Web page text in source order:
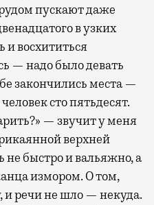
пускают даже
в узких
и восхититься
— надо было девать
закончились места —
сто пятьдесят.
— звучит у меня
верхней
быстро и вальяжно, а
измором. О том,
и речи не шло — некуда.